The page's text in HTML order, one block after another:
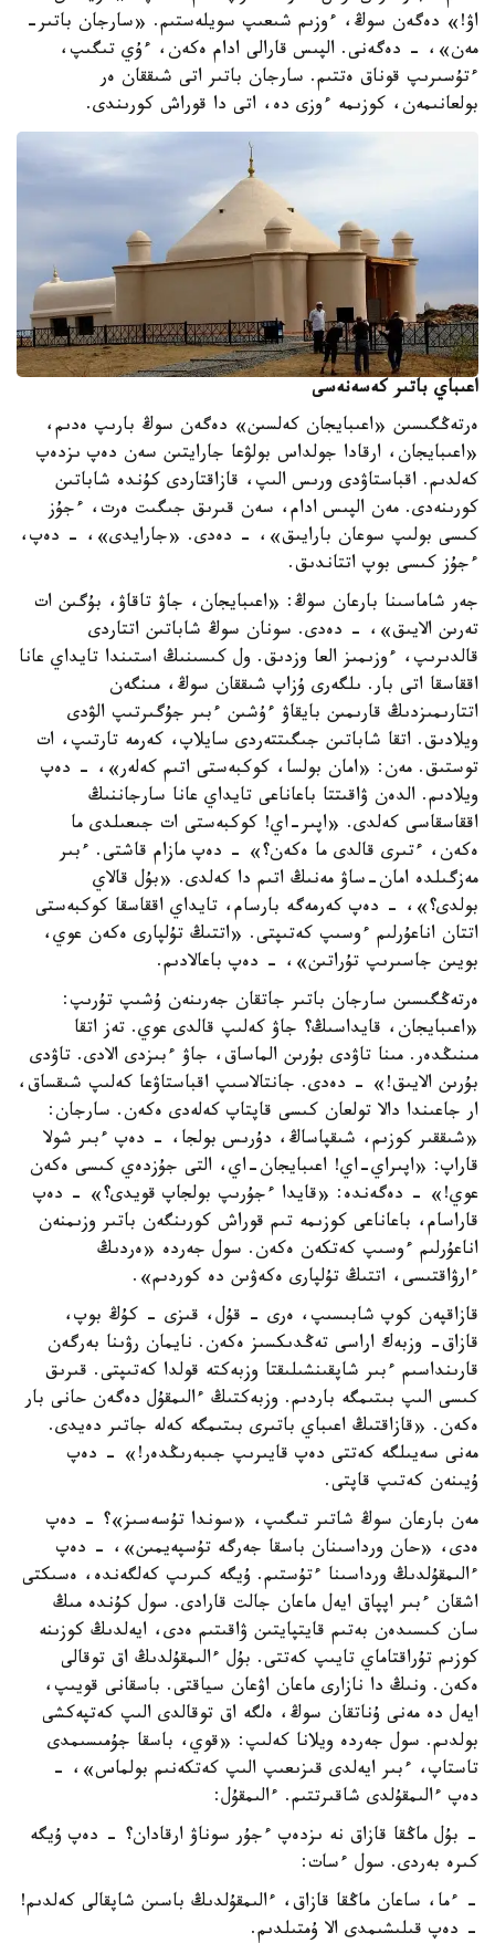
اۋ!» دەگەن سوڭ، ءوزىم شىعىپ سويلەستىم. «سارجان باتىر-
مەن»، - دەگەنى. الپىس قارالى ادام ەكەن، ءۇي تىگىپ،
ءتۇسىرىپ قوناق ەتتىم. سارجان باتىر اتى شىققان ەر
بولعانىمەن، كوزىمە ءوزى دە، اتى دا قوراش كورىندى.
اعىباي باتىر كەسەنەسى
ەرتەڭگىسىن «اعىبايجان كەلسىن» دەگەن سوڭ بارىپ ەدىم،
«اعىبايجان، ارقادا جولداس بولۋعا جارايتىن سەن دەپ ىزدەپ
كەلدىم. اقباستاۋدى ورىس الىپ، قازاقتاردى كۇندە شاباتىن
كورىنەدى. مەن الپىس ادام، سەن قىرىق جىگىت ەرت، ءجۇز
كىسى بولىپ سوعان بارايىق»، - دەدى. «جارايدى»، - دەپ،
ءجۇز كىسى بوپ اتتاندىق.
جەر شاماسىنا بارعان سوڭ: «اعىبايجان، جاۋ تاقاۋ، بۇگىن ات
تەرىن الايىق»، - دەدى. سونان سوڭ شاباتىن اتتاردى
قالدىرىپ، ءوزىمىز العا وزدىق. ول كىسىنىڭ استىندا تايداي عانا
اققاسقا اتى بار. ىلگەرى ۇزاپ شىققان سوڭ، مىنگەن
اتتارىمىزدىڭ قارىمىن بايقاۋ ءۇشىن ءبىر جۇگىرتىپ الۋدى
ويلادىق. اتقا شاباتىن جىگىتتەردى سايلاپ، كەرمە تارتىپ، ات
توستىق. مەن: «امان بولسا، كوكبەستى اتىم كەلەر»، - دەپ
ويلادىم. الدەن ۋاقىتتا باعاناعى تايداي عانا سارجاننىڭ
اققاسقاسى كەلدى. «اپىر-اي! كوكبەستى ات جىعىلدى ما
ەكەن، ءتىرى قالدى ما ەكەن؟» - دەپ مازام قاشتى. ءبىر
مەزگىلدە امان-ساۋ مەنىڭ اتىم دا كەلدى. «بۇل قالاي
بولدى؟»، - دەپ كەرمەگە بارسام، تايداي اققاسقا كوكبەستى
اتتان اناعۇرلىم ءوسىپ كەتىپتى. «اتتىڭ تۇلپارى ەكەن عوي،
بويىن جاسىرىپ تۇراتىن»، - دەپ باعالادىم.
ەرتەڭگىسىن سارجان باتىر جاتقان جەرىنەن ۇشىپ تۇرىپ:
«اعىبايجان، قايداسىڭ؟ جاۋ كەلىپ قالدى عوي. تەز اتقا
مىنىڭدەر. مىنا تاۋدى بۇرىن الماساق، جاۋ ءبىزدى الادى. تاۋدى
بۇرىن الايىق!» - دەدى. جانتالاسىپ اقباستاۋعا كەلىپ شىقساق،
ار جاعىندا دالا تولعان كىسى قاپتاپ كەلەدى ەكەن. سارجان:
«شىققىر كوزىم، شىقپاساڭ، دۇرىس بولجا، - دەپ ءبىر شولا
قاراپ: «اپىراي-اي! اعىبايجان-اي، التى جۇزدەي كىسى ەكەن
عوي!» - دەگەندە: «قايدا ءجۇرىپ بولجاپ قويدى؟» - دەپ
قاراسام، باعاناعى كوزىمە تىم قوراش كورىنگەن باتىر وزىمنەن
اناعۇرلىم ءوسىپ كەتكەن ەكەن. سول جەردە «ەردىڭ
ءارۋاقتىسى، اتتىڭ تۇلپارى ەكەۋىن دە كوردىم».
قازاقپەن كوپ شابىسىپ، ەرى - قۇل، قىزى - كۇڭ بوپ،
قازاق- وزبەك اراسى تەڭدىكسىز ەكەن. نايمان رۋىنا بەرگەن
قارىنداسىم ءبىر شاپقىنشىلىقتا وزبەكتە قولدا كەتىپتى. قىرىق
كىسى الىپ بىتىمگە باردىم. وزبەكتىڭ ءالىمقۇل دەگەن حانى بار
ەكەن. «قازاقتىڭ اعىباي باتىرى بىتىمگە كەلە جاتىر دەيدى.
مەنى سەيىلگە كەتتى دەپ قايىرىپ جىبەرىڭدەر!» - دەپ
ۇيىنەن كەتىپ قاپتى.
مەن بارعان سوڭ شاتىر تىگىپ، «سوندا تۇسەسىز»؟ - دەپ
ەدى، «حان ورداسىنان باسقا جەرگە تۇسپەيمىن»، - دەپ
ءالىمقۇلدىڭ ورداسىنا ءتۇستىم. ۇيگە كىرىپ كەلگەندە، ەسىكتى
اشقان ءبىر اپپاق ايەل ماعان جالت قارادى. سول كۇندە مىڭ
سان كىسىدەن بەتىم قايتپايتىن ۋاقىتىم ەدى، ايەلدىڭ كوزىنە
كوزىم تۇراقتاماي تايىپ كەتتى. بۇل ءالىمقۇلدىڭ اق توقالى
ەكەن. ونىڭ دا نازارى ماعان اۋعان سياقتى. باسقانى قويىپ،
ايەل دە مەنى ۇناتقان سوڭ، ەلگە اق توقالدى الىپ كەتپەكشى
بولدىم. سول جەردە ويلانا كەلىپ: «قوي، باسقا جۇمىسىمدى
تاستاپ، ءبىر ايەلدى قىزىعىپ الىپ كەتكەنىم بولماس»، -
دەپ ءالىمقۇلدى شاقىرتتىم. ءالىمقۇل:
- بۇل ماڭقا قازاق نە ىزدەپ ءجۇر سوناۋ ارقادان؟ - دەپ ۇيگە
كىرە بەردى. سول ءسات:
- ءما، ساعان ماڭقا قازاق، ءالىمقۇلدىڭ باسىن شاپقالى كەلدىم!
- دەپ قىلىشىمدى الا ۇمتىلدىم.